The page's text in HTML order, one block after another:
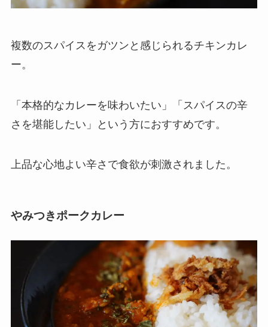
複数のスパイスをガツンと感じられるチキンカレ
ー。
「本格的なカレーを味わいたい」「スパイスの辛
さを堪能したい」という方におすすめです。
上品な心地よい辛さで食欲が刺激されました。
やみつきポークカレー